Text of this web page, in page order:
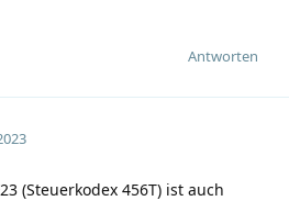
Antworten
(Steuerkodex 456T) ist auch